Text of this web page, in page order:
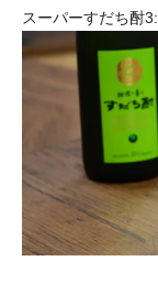
スーパーすだち酎